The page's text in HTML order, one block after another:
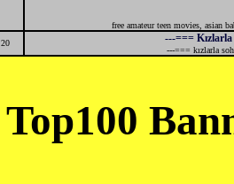
free amateur teen movies, asian
20
---===
---=== kızlarla
Top100